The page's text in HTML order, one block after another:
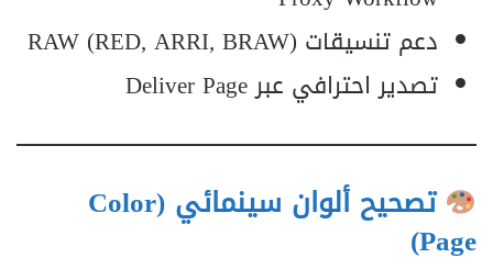
دعم تنسيقات RAW (RED, ARRI, BRAW)
تصدير احترافي عبر Deliver Page
تصحيح ألوان سينمائي (Color
Page)